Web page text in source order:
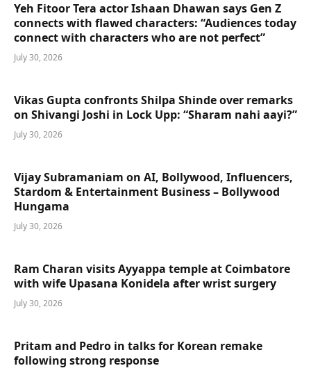
Yeh Fitoor Tera actor Ishaan Dhawan says Gen Z
connects with flawed characters: “Audiences today
connect with characters who are not perfect”
July 30, 2026
Vikas Gupta confronts Shilpa Shinde over remarks
on Shivangi Joshi in Lock Upp: “Sharam nahi aayi?”
July 30, 2026
Vijay Subramaniam on AI, Bollywood, Influencers,
Stardom & Entertainment Business – Bollywood
Hungama
July 30, 2026
Ram Charan visits Ayyappa temple at Coimbatore
with wife Upasana Konidela after wrist surgery
July 30, 2026
Pritam and Pedro in talks for Korean remake
following strong response